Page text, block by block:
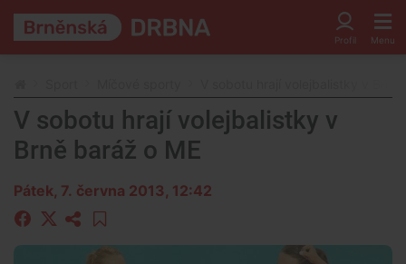
V sobotu hrají volejbalistky v
Brně baráž o ME
Pátek, 7. června 2013, 12:42